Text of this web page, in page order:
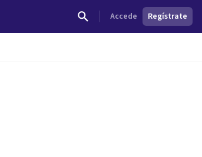
Accede Regístrate